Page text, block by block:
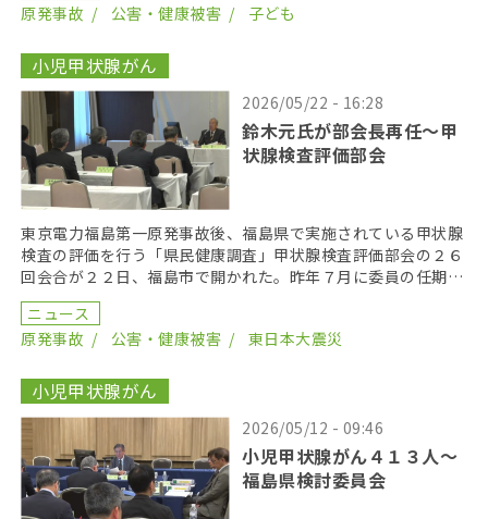
原発事故
公害・健康被害 子ども
小児甲状腺がん
2026/05/22 - 16:28
鈴木元氏が部会長再任〜甲
状腺検査評価部会
東京電力福島第一原発事故後、福島県で実施されている甲状腺
検査の評価を行う「県民健康調査」甲状腺検査評価部会の２６
回会合が２２日、福島市で開かれた。昨年７月に委員の任期を
終え、委員が改選されてから初の開催となり、鈴木元保内 […]
ニュース
原発事故
公害・健康被害 東日本大震災
小児甲状腺がん
2026/05/12 - 09:46
小児甲状腺がん４１３人〜
福島県検討委員会